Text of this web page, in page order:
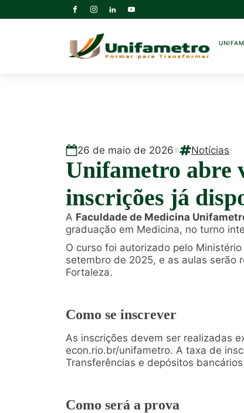
26 de maio de 2026 Notícias
Unifametro abre
inscrições já
A Faculdade de Medicina
graduação em Medicina, no turno
O curso foi autorizado pelo
setembro de 2025, e as aulas serão
Fortaleza.
Como se inscrever
As inscrições devem ser realizadas
econ.rio.br/unifametro. A taxa de
Transferências e depósitos
Como será a prova